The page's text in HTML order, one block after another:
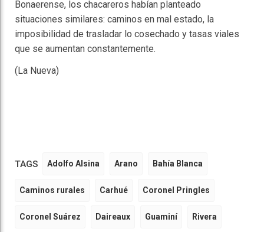
Bonaerense, los chacareros habían planteado
situaciones similares: caminos en mal estado, la
imposibilidad de trasladar lo cosechado y tasas viales
que se aumentan constantemente.
(La Nueva)
TAGS Adolfo Alsina Arano Bahía Blanca
Caminos rurales Carhué Coronel Pringles
Coronel Suárez Daireaux Guaminí Rivera